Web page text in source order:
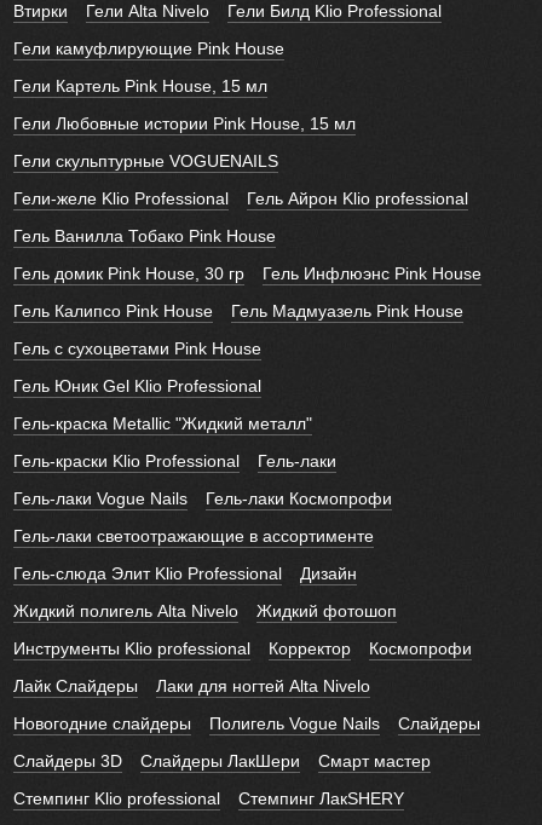
Втирки
Гели Alta Nivelo
Гели Билд Klio Professional
Гели камуфлирующие Pink House
Гели Картель Pink House, 15 мл
Гели Любовные истории Pink House, 15 мл
Гели скульптурные VOGUENAILS
Гели-желе Klio Professional
Гель Айрон Klio professional
Гель Ванилла Тобако Pink House
Гель домик Pink House, 30 гр
Гель Инфлюэнс Pink House
Гель Калипсо Pink House
Гель Мадмуазель Pink House
Гель с сухоцветами Pink House
Гель Юник Gel Klio Professional
Гель-краска Metallic "Жидкий металл"
Гель-краски Klio Professional
Гель-лаки
Гель-лаки Vogue Nails
Гель-лаки Космопрофи
Гель-лаки светоотражающие в ассортименте
Гель-слюда Элит Klio Professional
Дизайн
Жидкий полигель Alta Nivelo
Жидкий фотошоп
Инструменты Klio professional
Корректор
Космопрофи
Лайк Слайдеры
Лаки для ногтей Alta Nivelo
Новогодние слайдеры
Полигель Vogue Nails
Слайдеры
Слайдеры 3D
Слайдеры ЛакШери
Смарт мастер
Стемпинг Klio professional
Стемпинг ЛакSHERY